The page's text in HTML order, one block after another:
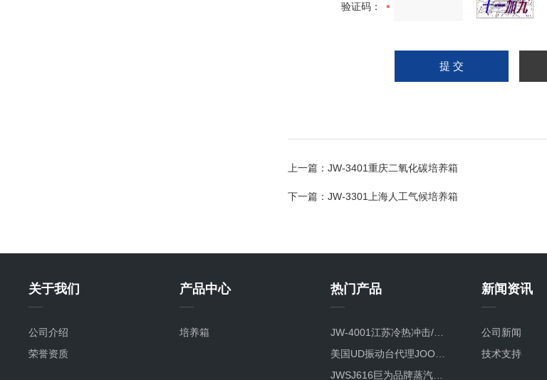
验证码：
上一篇： JW-3401重庆二氧化碳培养箱
下一篇： JW-3301上海人工气候培养箱
关于我们
公司介绍
荣誉资质
产品中心
培养箱
热门产品
JW-4001江苏冷热冲击/温度冲击/高低温冲击试验箱
美国UD振动台代理JOOWAY振动台跻身世界四强
JWSJ616巨为品牌蒸汽喷射试验箱厂家
新闻资讯
公司新闻
技术支持